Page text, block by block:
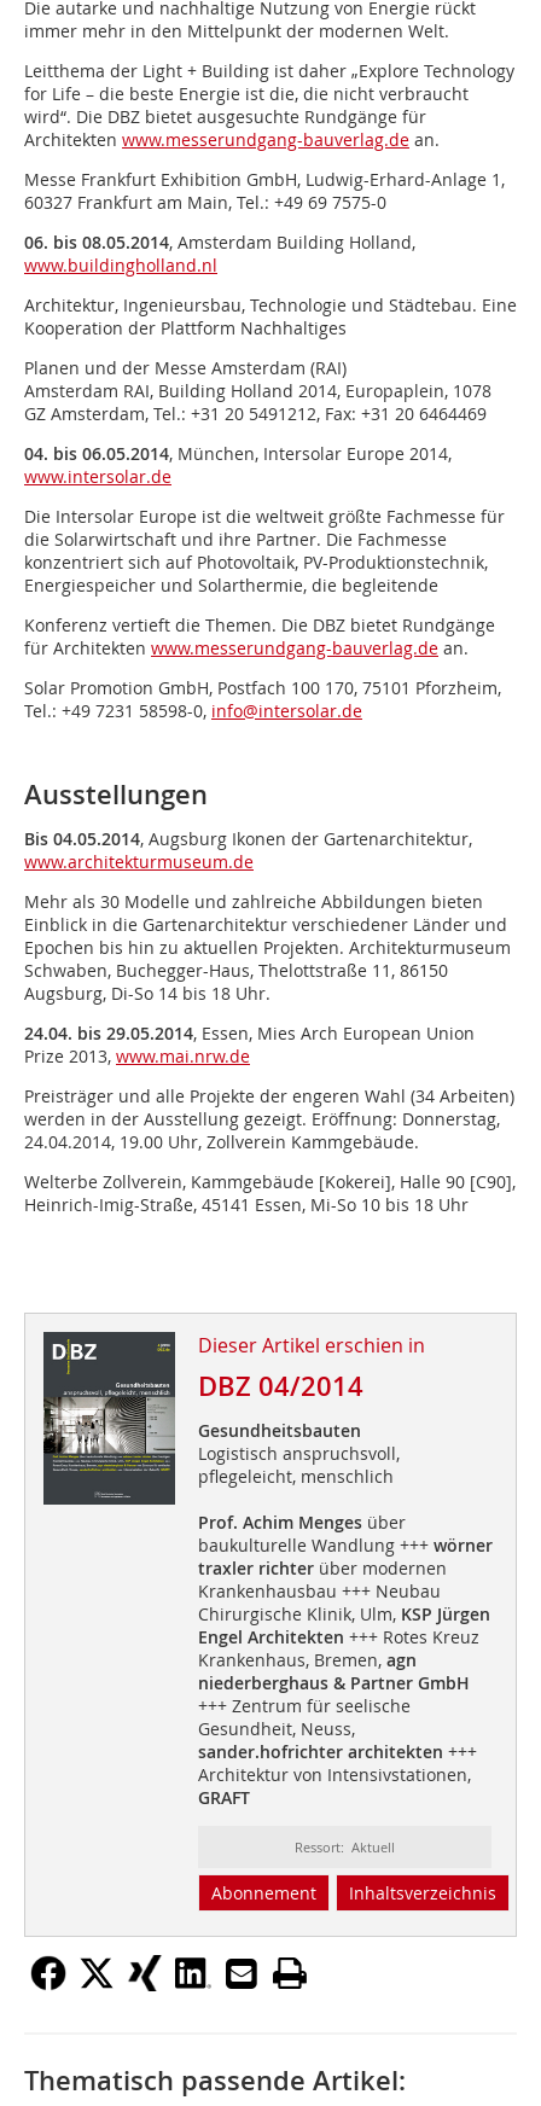
Die autarke und nachhaltige Nutzung von Energie rückt
immer mehr in den Mittelpunkt der modernen Welt.
Leitthema der Light + Building ist daher „Explore Technology
for Life – die beste Energie ist die, die nicht verbraucht
wird“. Die DBZ bietet ausgesuchte Rundgänge für
Architekten www.messerundgang-bauverlag.de an.
Messe Frankfurt Exhibition GmbH, Ludwig-Erhard-Anlage 1,
60327 Frankfurt am Main, Tel.: +49 69 7575-0
06. bis 08.05.2014, Amsterdam Building Holland,
www.buildingholland.nl
Architektur, Ingenieursbau, Technologie und Städtebau. Eine
Kooperation der Plattform Nachhaltiges
Planen und der Messe Amsterdam (RAI)
Amsterdam RAI, Building Holland 2014, Europaplein, 1078
GZ Amsterdam, Tel.: +31 20 5491212, Fax: +31 20 6464469
04. bis 06.05.2014, München, Intersolar Europe 2014,
www.intersolar.de
Die Intersolar Europe ist die weltweit größte Fachmesse für
die Solarwirtschaft und ihre Partner. Die Fachmesse
konzentriert sich auf Photovoltaik, PV-Produktionstechnik,
Energiespeicher und Solarthermie, die begleitende
Konferenz vertieft die Themen. Die DBZ bietet Rundgänge
für Architekten www.messerundgang-bauverlag.de an.
Solar Promotion GmbH, Postfach 100 170, 75101 Pforzheim,
Tel.: +49 7231 58598-0, info@intersolar.de
Ausstellungen
Bis 04.05.2014, Augsburg Ikonen der Gartenarchitektur,
www.architekturmuseum.de
Mehr als 30 Modelle und zahlreiche Abbildungen bieten
Einblick in die Gartenarchitektur verschiedener Länder und
Epochen bis hin zu aktuellen Projekten. Architekturmuseum
Schwaben, Buchegger-Haus, Thelottstraße 11, 86150
Augsburg, Di-So 14 bis 18 Uhr.
24.04. bis 29.05.2014, Essen, Mies Arch European Union
Prize 2013, www.mai.nrw.de
Preisträger und alle Projekte der engeren Wahl (34 Arbeiten)
werden in der Ausstellung gezeigt. Eröffnung: Donnerstag,
24.04.2014, 19.00 Uhr, Zollverein Kammgebäude.
Welterbe Zollverein, Kammgebäude [Kokerei], Halle 90 [C90],
Heinrich-Imig-Straße, 45141 Essen, Mi-So 10 bis 18 Uhr
Dieser Artikel erschien in
DBZ 04/2014
Gesundheitsbauten
Logistisch anspruchsvoll,
pflegeleicht, menschlich
Prof. Achim Menges über
baukulturelle Wandlung +++ wörner
traxler richterüber modernen
Krankenhausbau +++ Neubau
Chirurgische Klinik, Ulm, KSP Jürgen
Engel Architekten +++ Rotes Kreuz
Krankenhaus, Bremen, agn
niederberghaus & Partner GmbH
+++ Zentrum für seelische
Gesundheit, Neuss,
sander.hofrichter architekten +++
Architektur von Intensivstationen,
GRAFT
Ressort: Aktuell
Abonnement Inhaltsverzeichnis
Thematisch passende Artikel: